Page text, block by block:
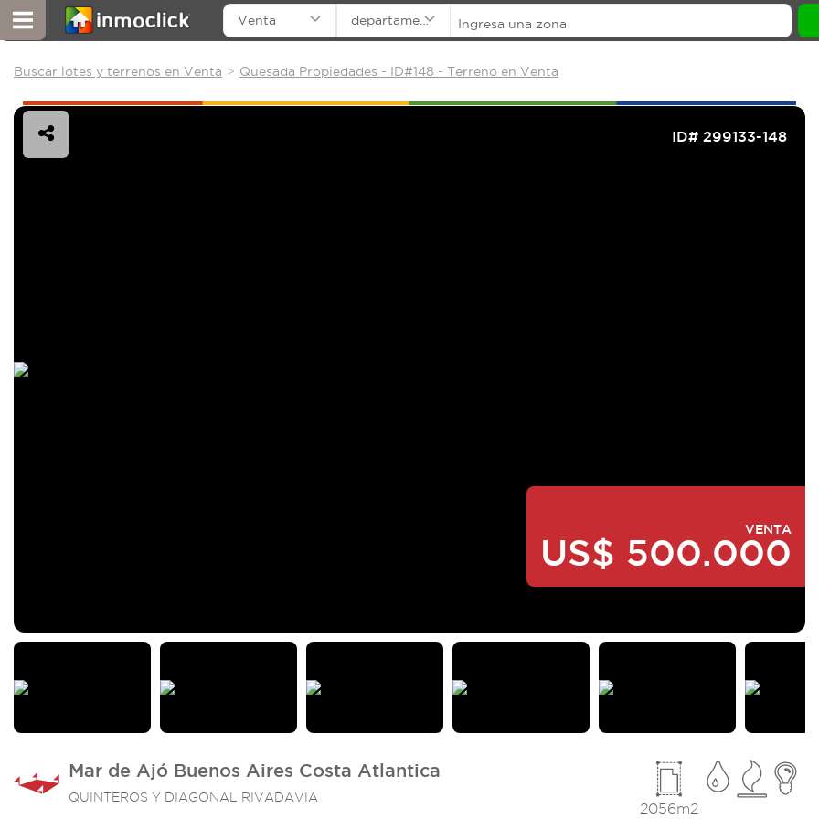
Venta departamentos
Buscar lotes y terrenos en Venta Quesada Propiedades - ID#148 - Terreno en Venta
ID# 299133-148
VENTA
US$ 500.000
Mar de Ajó Buenos Aires Costa Atlantica
QUINTEROS Y DIAGONAL RIVADAVIA
2056m2